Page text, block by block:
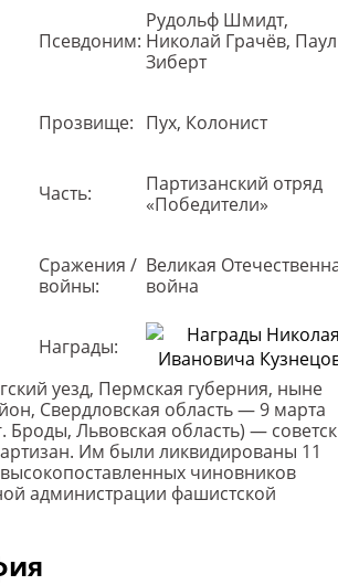
Псевдоним:
Рудольф Шмидт,
Николай Грачёв,
Зиберт
Прозвище: Пух, Колонист
Часть:
Партизанский отряд
«Победители»
Сражения /
войны:
Великая
война
Награды:
уезд, Пермская губерния, ныне
Свердловская область — 9 марта
Броды, Львовская область) —
Им были ликвидированы 11
чиновников
администрации фашистской